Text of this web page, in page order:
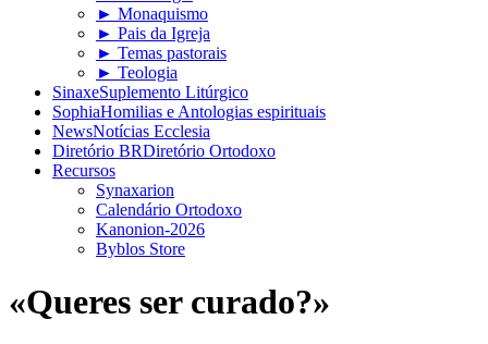
► Monaquismo
► Pais da Igreja
► Temas pastorais
► Teologia
SinaxeSuplemento Litúrgico
SophiaHomilias e Antologias espirituais
NewsNotícias Ecclesia
Diretório BRDiretório Ortodoxo
Recursos
Synaxarion
Calendário Ortodoxo
Kanonion-2026
Byblos Store
«Queres ser curado?»